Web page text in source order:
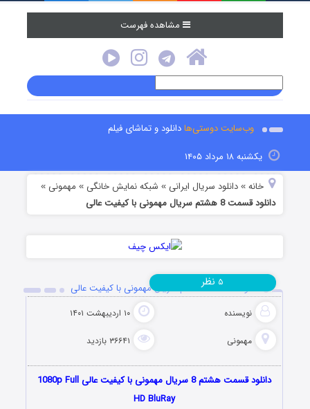
مشاهده فهرست
وب‌سایت دوستی‌هادانلود و تماشای فیلم
یکشنبه ۱۸ مرداد ۱۴۰۵
خانه »دانلود سریال ایرانی » شبکه نمایش خانگی » مهمونی »
دانلود قسمت 8 هشتم سریال مهمونی با کیفیت عالی
دانلود قسمت 8 هشتم سریال مهمونی با کیفیت عالی
نویسنده ۱۰ اردیبهشت ۱۴۰۱
مهمونی ۳۶۶۴۱ بازدید
۵ نظر
دانلود قسمت هشتم 8 سریال مهمونی با کیفیت عالی 1080p Full
HD BluRay